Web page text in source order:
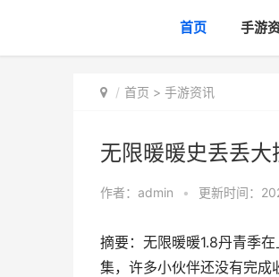
首页 手游
首页 > 手游资讯
无限暖暖史丢丢
作者： admin • 更新时间：
摘要：无限暖暖1.8丹青季
集，许多小伙伴还没有完成